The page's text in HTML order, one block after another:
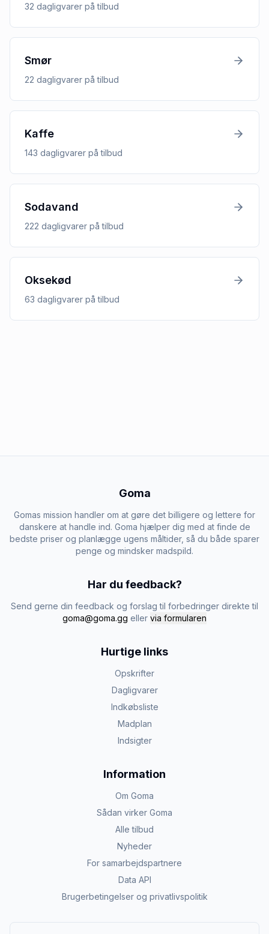
32 dagligvarer på tilbud
Smør
22 dagligvarer på tilbud
Kaffe
143 dagligvarer på tilbud
Sodavand
222 dagligvarer på tilbud
Oksekød
63 dagligvarer på tilbud
Goma
Gomas mission handler om at gøre det billigere og lettere for
danskere at handle ind. Goma hjælper dig med at finde de
bedste priser og planlægge ugens måltider, så du både sparer
penge og mindsker madspild.
Har du feedback?
Send gerne din feedback og forslag til forbedringer direkte til
goma@goma.gg eller via formularen
Hurtige links
Opskrifter
Dagligvarer
Indkøbsliste
Madplan
Indsigter
Information
Om Goma
Sådan virker Goma
Alle tilbud
Nyheder
For samarbejdspartnere
Data API
Brugerbetingelser og privatlivspolitik